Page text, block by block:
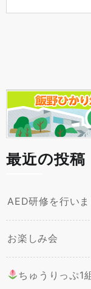
最近の投稿
AED研修を行いま
お楽しみ会
ちゅうりっぷ1